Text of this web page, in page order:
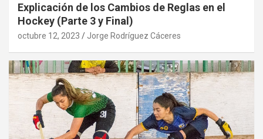
Explicación de los Cambios de Reglas en el
Hockey (Parte 3 y Final)
octubre 12, 2023 Jorge Rodríguez Cáceres